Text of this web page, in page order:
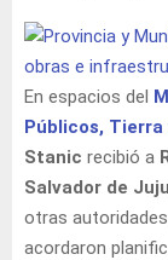
En espacios del
Públicos, Tierra
Stanic recibió a
Salvador de
otras
acordaron